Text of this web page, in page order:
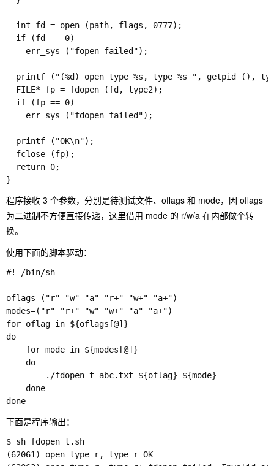
  int fd = open (path, flags, 0777);
  if (fd == 0)
    err_sys ("fopen failed");
printf ("(%d) open type %s, type %s ", getpid (),
  FILE* fp = fdopen (fd, type2);
  if (fp == 0)
    err_sys ("fdopen failed");
  printf ("OK\n");
  fclose (fp);
  return 0;
}
程序接收 3 个参数，分别是待测试文件、oflags 和 mode，因 oflags
为二进制不方便直接传递，这里借用 mode 的 r/w/a 在内部做个转
换。
使用下面的脚本驱动：
#! /bin/sh
oflags=("r" "w" "a" "r+" "w+" "a+")
modes=("r" "r+" "w" "w+" "a" "a+")
for oflag in ${oflags[@]}
do
    for mode in ${modes[@]}
    do
        ./fdopen_t abc.txt ${oflag} ${mode}
    done
done
下面是程序输出：
$ sh fdopen_t.sh
(62061) open type r, type r OK